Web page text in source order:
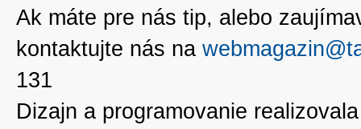
Ak máte pre nás tip, alebo
kontaktujte nás na
131
Dizajn a programovanie